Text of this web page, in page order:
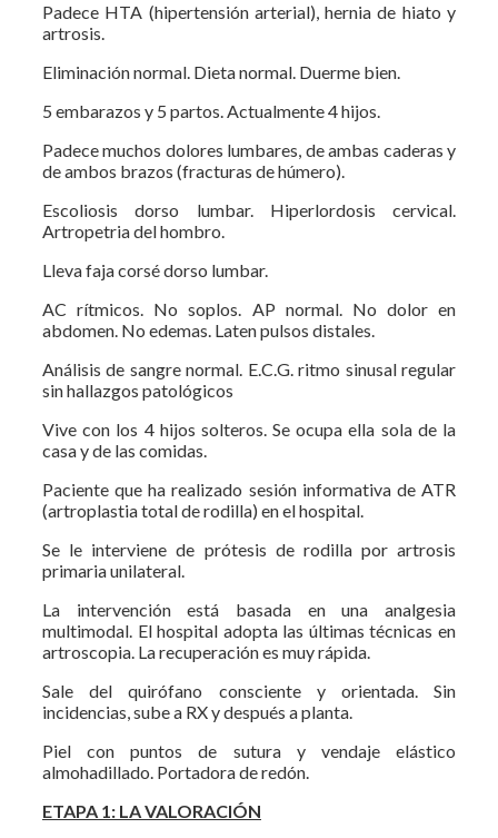
Padece HTA (hipertensión arterial), hernia de hiato y
artrosis.
Eliminación normal. Dieta normal. Duerme bien.
5 embarazos y 5 partos. Actualmente 4 hijos.
Padece muchos dolores lumbares, de ambas caderas y
de ambos brazos (fracturas de húmero).
Escoliosis dorso lumbar. Hiperlordosis cervical.
Artropetria del hombro.
Lleva faja corsé dorso lumbar.
AC rítmicos. No soplos. AP normal. No dolor en
abdomen. No edemas. Laten pulsos distales.
Análisis de sangre normal. E.C.G. ritmo sinusal regular
sin hallazgos patológicos
Vive con los 4 hijos solteros. Se ocupa ella sola de la
casa y de las comidas.
Paciente que ha realizado sesión informativa de ATR
(artroplastia total de rodilla) en el hospital.
Se le interviene de prótesis de rodilla por artrosis
primaria unilateral.
La intervención está basada en una analgesia
multimodal. El hospital adopta las últimas técnicas en
artroscopia. La recuperación es muy rápida.
Sale del quirófano consciente y orientada. Sin
incidencias, sube a RX y después a planta.
Piel con puntos de sutura y vendaje elástico
almohadillado. Portadora de redón.
ETAPA 1: LA VALORACIÓN